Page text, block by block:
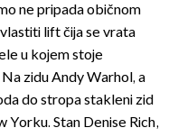
ne pripada običnom
lift čija se vrata
u kojem stoje
zidu Andy Warhol, a
do stropa stakleni zid
Yorku. Stan Denise Rich,